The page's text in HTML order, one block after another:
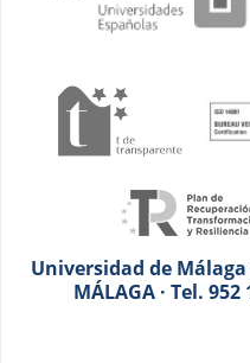
Universidad de Málaga
MÁLAGA · Tel.